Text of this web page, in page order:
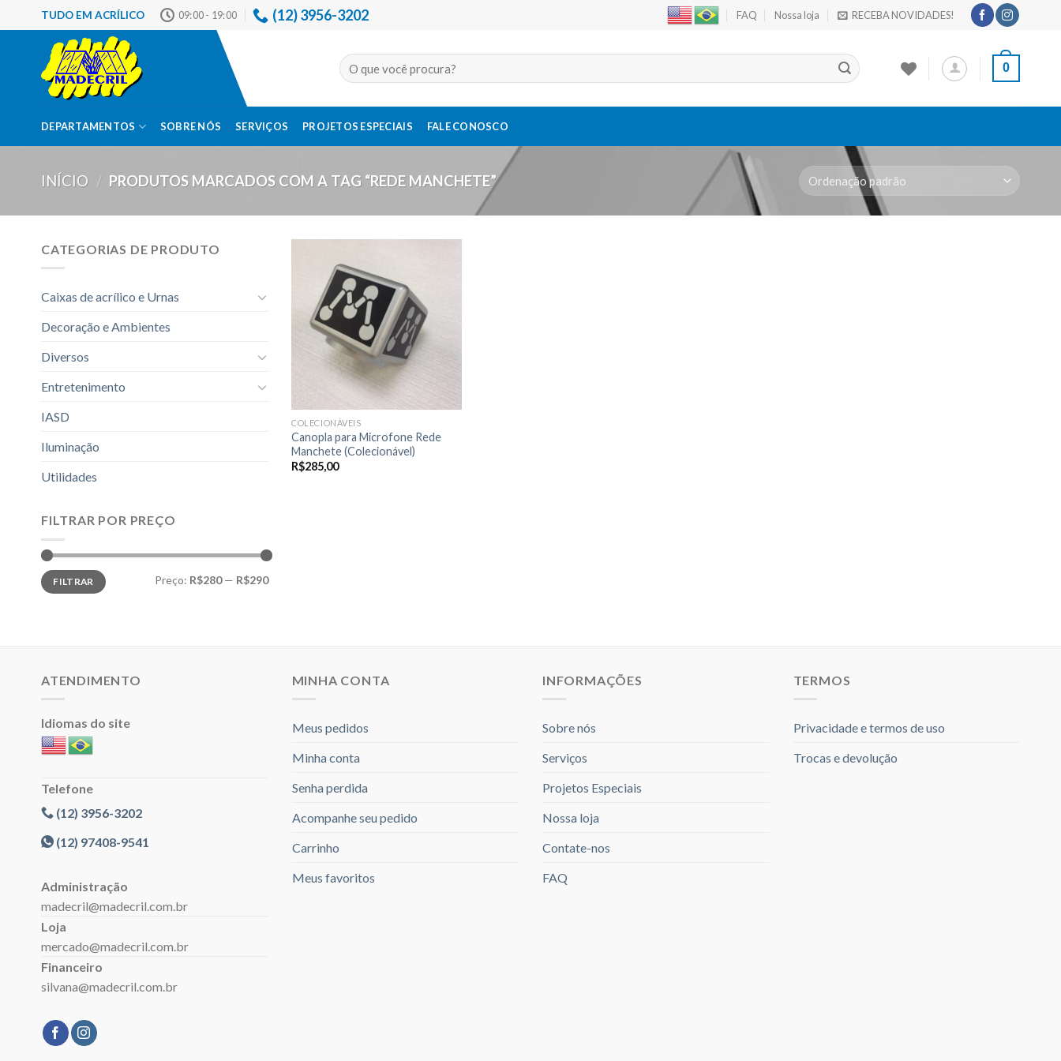
to
TUDO EM ACRÍLICO 09:00 - 19:00 (12) 3956-3202 FAQ Nossa loja RECEBA NOVIDADES!
Pesquisar
por:
0
DEPARTAMENTOS SOBRE NÓS SERVIÇOS PROJETOS ESPECIAIS FALE CONOSCO
INÍCIO / PRODUTOS MARCADOS COM A TAG “REDE MANCHETE”
CATEGORIAS DE PRODUTO
Caixas de acrílico e Urnas
Decoração e Ambientes
Diversos
Entretenimento
IASD
Iluminação
Utilidades
FILTRAR POR PREÇO
Preço
mínimo
Preço
máximo
FILTRAR Preço: R$280— R$290
Adicionar
a lista de
desejos
COLECIONÁVEIS
Canopla para Microfone Rede
Manchete (Colecionável)
R$285,00
ATENDIMENTO
Idiomas do site
Telefone
(12) 3956-3202
(12) 97408-9541
Administração
madecril@madecril.com.br
Loja
mercado@madecril.com.br
Financeiro
silvana@madecril.com.br
MINHA CONTA
Meus pedidos
Minha conta
Senha perdida
Acompanhe seu pedido
Carrinho
Meus favoritos
INFORMAÇÕES
Sobre nós
Serviços
Projetos Especiais
Nossa loja
Contate-nos
FAQ
TERMOS
Privacidade e termos de uso
Trocas e devolução